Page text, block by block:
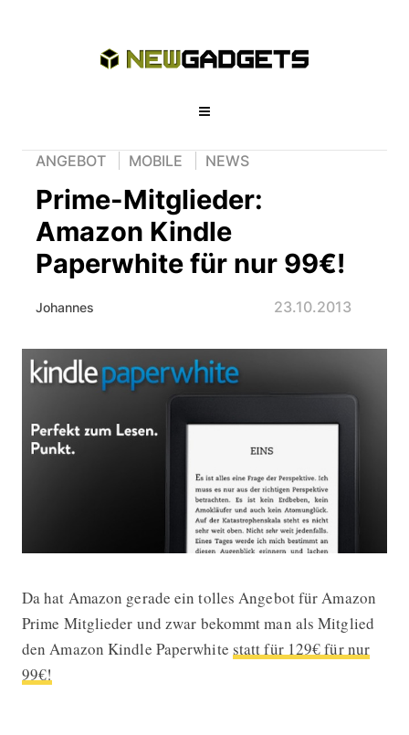
ANGEBOT MOBILE NEWS
Prime-Mitglieder:
Amazon Kindle
Paperwhite für nur 99€!
Johannes 23.10.2013
Prime-Mitglieder: Amazon Kindle
Da hat Amazon gerade ein tolles Angebot für Amazon
Prime Mitglieder und zwar bekommt man als Mitglied
den Amazon Kindle Paperwhite statt für 129€ für nur
99€!